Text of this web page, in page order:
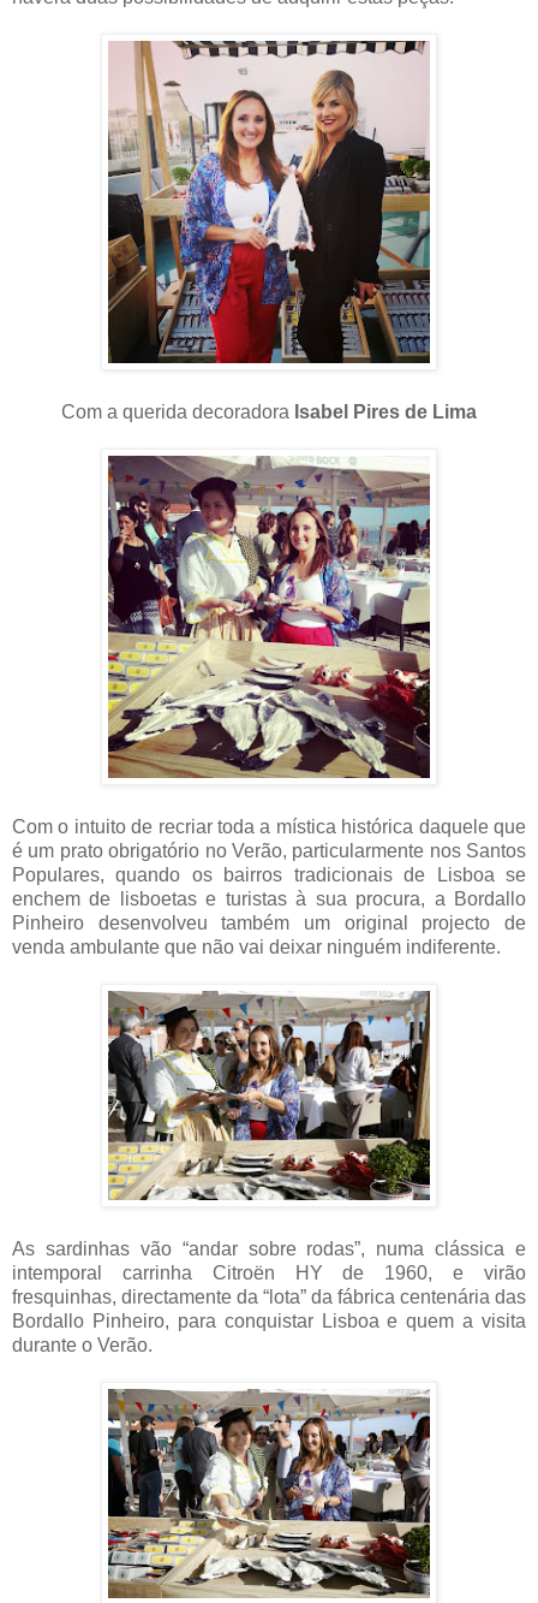
Com a querida decoradora Isabel Pires de Lima
Com o intuito de recriar toda a mística histórica daquele que
é um prato obrigatório no Verão, particularmente nos Santos
Populares, quando os bairros tradicionais de Lisboa se
enchem de lisboetas e turistas à sua procura, a Bordallo
Pinheiro desenvolveu também um original projecto de
venda ambulante que não vai deixar ninguém indiferente.
As sardinhas vão “andar sobre rodas”, numa clássica e
intemporal carrinha Citroën HY de 1960, e virão
fresquinhas, directamente da “lota” da fábrica centenária das
Bordallo Pinheiro, para conquistar Lisboa e quem a visita
durante o Verão.